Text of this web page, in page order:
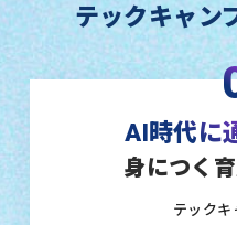
テックキャン
AI時代に
身につく
テックキ